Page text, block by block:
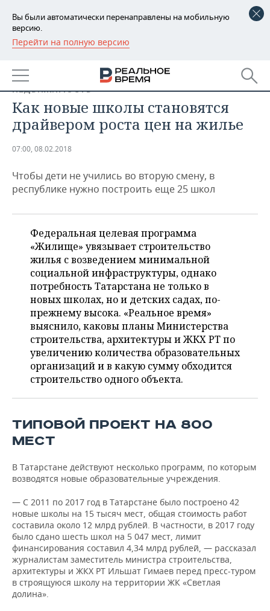
Вы были автоматически перенаправлены на мобильную
версию.
Перейти на полную версию
РЕГИОНЫ
БАШКОРТОСТАН
УДМУРТИЯ
НОВОСТИ
НОВОСТИ АНАЛИТИКИ
ДЕКЛАРАЦИИ О ДОХОДАХ
КОРОЛИ ГОСЗАКАЗА ПФО
КОМУ ПРИНАДЛЕЖАТ
ТОРГОВЫЕ ЦЕНТРЫ
ТАТАРСТАНА
ЭКОНОМИКА
НОВОСТИ ЭКОНОМИКИ
ФИНАНСЫ
БЮДЖЕТ
ИНВЕСТИЦИИ
ПРОМЫШЛЕННОСТЬ
НОВОСТИ
ПРОМЫШЛЕННОСТИ
МАШИНОСТРОЕНИЕ
НЕФТЕХИМИЯ
НЕФТЬ
ОПК
ЭНЕРГЕТИКА
НЕДВИЖИМОСТЬ
НОВОСТИ АВТО
БИЗНЕС
НОВОСТИ БИЗНЕСА
РОЗНИЧНАЯ ТОРГОВЛЯ
ТРАНСПОРТ
УСЛУГИ
ТЕХНОЛОГИИ
НОВОСТИ ТЕХНОЛОГИЙ
МЕДИА
ТЕЛЕКОММУНИКАЦИИ
МЕРОПРИЯТИЯ
НОВОСТИ МЕРОПРИЯТИЙ
ВЫЕЗДНАЯ РЕДАКЦИЯ
БИЗНЕС-БРАНЧИ
ОТКРЫТАЯ ЛЕКЦИЯ
СПОРТ
НОВОСТИ СПОРТА
ФУТБОЛ
БАСКЕТБОЛ
ФИГУРНОЕ КАТАНИЕ
ВОДНЫЕ ВИДЫ СПОРТА
ХОККЕЙ С МЯЧОМ
ОБЩЕСТВО
НОВОСТИ ОБЩЕСТВА
ИНФРАСТРУКТУРА
МЕДИЦИНА
ОБРАЗОВАНИЕ
ПРОИСШЕСТВИЯ
ФОТОГАЛЕРЕЯ
СПРАВОЧНИК
СПИСОК КОМПАНИЙ
НЕДВИЖИМОСТЬ
Как новые школы становятся
драйвером роста цен на жилье
07:00, 08.02.2018
Чтобы дети не учились во вторую смену, в
республике нужно построить еще 25 школ
Федеральная целевая программа
«Жилище» увязывает строительство
жилья с возведением минимальной
социальной инфраструктуры, однако
потребность Татарстана не только в
новых школах, но и детских садах, по-
прежнему высока. «Реальное время»
выяснило, каковы планы Министерства
строительства, архитектуры и ЖКХ РТ по
увеличению количества образовательных
организаций и в какую сумму обходится
строительство одного объекта.
ТИПОВОЙ ПРОЕКТ НА 800
МЕСТ
В Татарстане действуют несколько программ, по которым
возводятся новые образовательные учреждения.
— С 2011 по 2017 год в Татарстане было построено 42
новые школы на 15 тысяч мест, общая стоимость работ
составила около 12 млрд рублей. В частности, в 2017 году
было сдано шесть школ на 5 047 мест, лимит
финансирования составил 4,34 млрд рублей, — рассказал
журналистам заместитель министра строительства,
архитектуры и ЖКХ РТ Ильшат Гимаев перед пресс-туром
в строящуюся школу на территории ЖК «Светлая
долина».